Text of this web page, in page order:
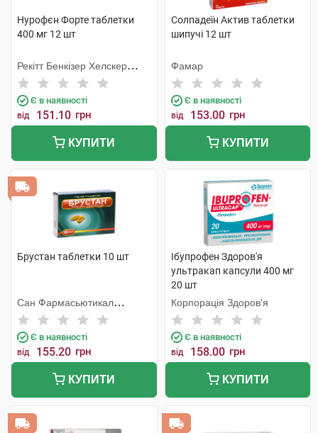
Нурофєн Форте таблетки
400 мг 12 шт
Рекітт Бенкізер Хелскер
Інтернешнл
Є в наявності
від 151.10 грн
КУПИТИ
Солпадеїн Актив таблетки
шипучі 12 шт
Фамар
Є в наявності
від 153.00 грн
КУПИТИ
Брустан таблетки 10 шт
Сан Фармасьютикал
Індастріз
Є в наявності
від 155.20 грн
КУПИТИ
Ібупрофен Здоров'я
ультракап капсули 400 мг
20 шт
Корпорація Здоров'я
Є в наявності
від 158.00 грн
КУПИТИ